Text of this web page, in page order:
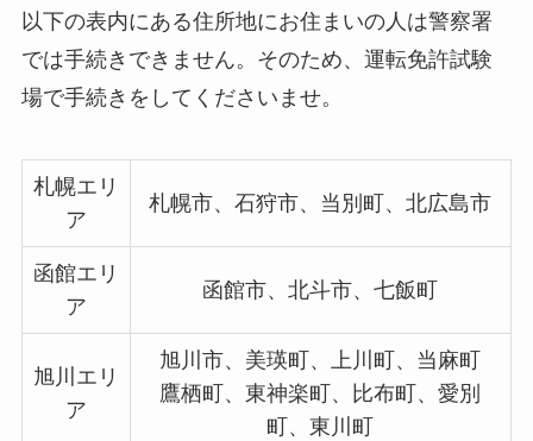
以下の表内にある住所地にお住まいの人は警察署
では手続きできません。そのため、運転免許試験
場で手続きをしてくださいませ。
札幌エリ
ア
札幌市、石狩市、当別町、北広島市
函館エリ
ア
函館市、北斗市、七飯町
旭川エリ
ア
旭川市、美瑛町、上川町、当麻町
鷹栖町、東神楽町、比布町、愛別
町、東川町